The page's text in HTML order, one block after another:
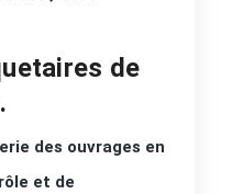
de
des ouvrages en
et de